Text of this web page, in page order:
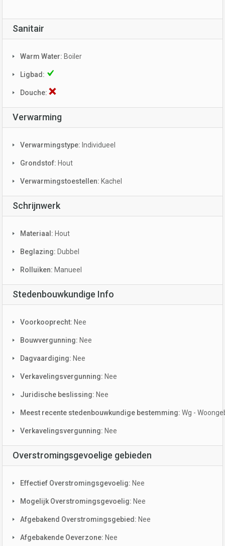
Sanitair
Warm Water: Boiler
Ligbad:
Douche:
Verwarming
Verwarmingstype: Individueel
Grondstof: Hout
Verwarmingstoestellen: Kachel
Schrijnwerk
Materiaal: Hout
Beglazing: Dubbel
Rolluiken: Manueel
Stedenbouwkundige Info
Voorkooprecht: Nee
Bouwvergunning: Nee
Dagvaardiging: Nee
Verkavelingsvergunning: Nee
Juridische beslissing: Nee
Meest recente stedenbouwkundige bestemming: Wg -
Verkavelingsvergunning: Nee
Overstromingsgevoelige gebieden
Effectief Overstromingsgevoelig: Nee
Mogelijk Overstromingsgevoelig: Nee
Afgebakend Overstromingsgebied: Nee
Afgebakende Oeverzone: Nee